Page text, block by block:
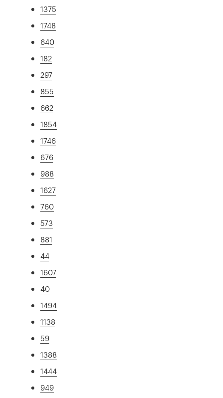
1375
1748
640
182
297
855
662
1854
1746
676
988
1627
760
573
881
44
1607
40
1494
1138
59
1388
1444
949